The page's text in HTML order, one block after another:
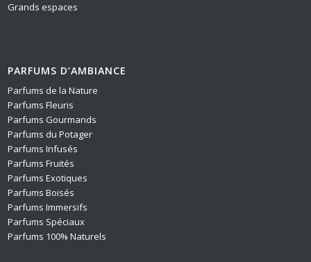
Grands espaces
PARFUMS D’AMBIANCE
Parfums de la Nature
Parfums Fleuris
Parfums Gourmands
Parfums du Potager
Parfums Infusés
Parfums Fruités
Parfums Exotiques
Parfums Boisés
Parfums Immersifs
Parfums Spéciaux
Parfums 100% Naturels